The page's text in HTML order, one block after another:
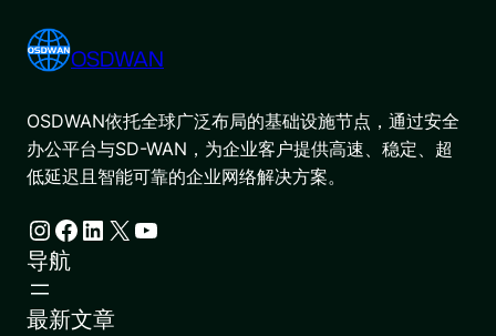
OSDWAN
OSDWAN依托全球广泛布局的基础设施节点，通过安全
办公平台与SD-WAN，为企业客户提供高速、稳定、超
低延迟且智能可靠的企业网络解决方案。
Instagram Facebook LinkedIn X YouTube
导航
最新文章